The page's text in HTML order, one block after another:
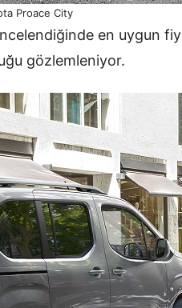
Proace City
en uygun
gözlemleniyor.